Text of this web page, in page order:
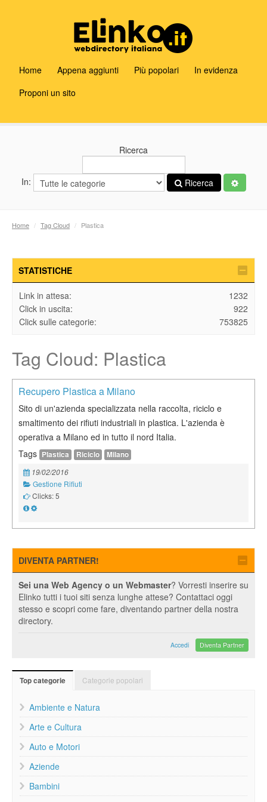
Home Appena aggiunti Più popolari
In evidenza
Proponi un sito
Ricerca
In: Ricerca
Home / Tag Cloud / Plastica
STATISTICHE
Link in attesa:
1232
Click in uscita:
922
Click sulle categorie:
753825
Tag Cloud: Plastica
Recupero Plastica a Milano
Sito di un'azienda specializzata nella raccolta, riciclo e
smaltimento dei rifiuti industriali in plastica. L'azienda è
operativa a Milano ed in tutto il nord Italia.
Tags Plastica Riciclo Milano
19/02/2016
Gestione Rifiuti
Clicks: 5
DIVENTA PARTNER!
Sei una Web Agency o un Webmaster? Vorresti inserire su
Elinko tutti i tuoi siti senza lunghe attese? Contattaci oggi
stesso e scopri come fare, diventando partner della nostra
directory.
Accedi Diventa Partner
Top categorie Categorie popolari
Ambiente e Natura
Arte e Cultura
Auto e Motori
Aziende
Bambini